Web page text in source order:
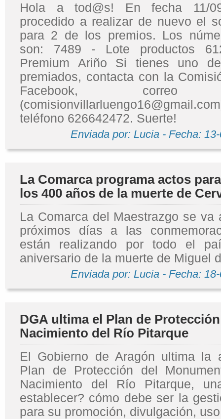
Hola a tod@s! En fecha 11/
procedido a realizar de nuevo el
para 2 de los premios. Los
son: 7489 - Lote productos
Premium Ariño Si tienes uno
premiados, contacta con la
Facebook, correo
teléfono 626642472. Suerte!
Enviada por: Lucia - Fecha:
La Comarca programa actos
los 400 años de la muerte de
La Comarca del Maestrazgo se va
próximos días a las
están realizando por todo el
aniversario de la muerte de Miguel
Enviada por: Lucia - Fecha:
DGA ultima el Plan de
Nacimiento del Río Pitarque
El Gobierno de Aragón ultima la
Plan de Protección del
Nacimiento del Río Pitarque,
establecer? cómo debe ser la
para su promoción, divulgación,